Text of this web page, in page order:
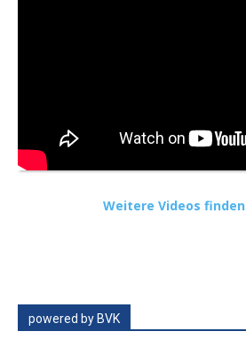
Weitere Videos
powered by BVK